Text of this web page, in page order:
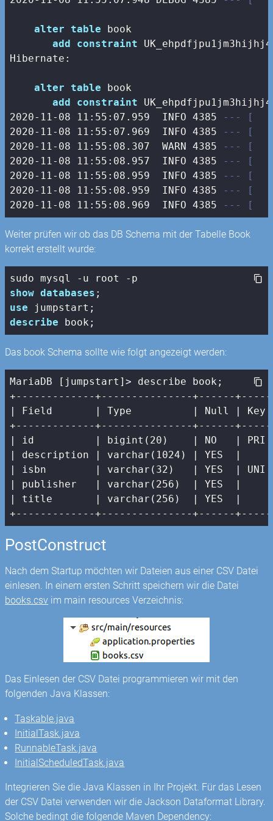
alter table book
add
constraint
Hibernate:
alter table book
add
constraint
2020-11 -08 11 : 55 : 07.959
  INFO
4385
--- [
2020-11 -08 11 : 55 : 07.969
  INFO
4385
--- [
2020-11 -08 11 : 55 : 08.307
  WARN
4385
--- [
2020-11 -08 11 : 55 : 08.957
  INFO
4385
--- [
2020-11 -08 11 : 55 : 08.959
  INFO
4385
--- [
2020-11 -08 11 : 55 : 08.959
  INFO
4385
--- [
2020-11 -08 11 : 55 : 08.969
  INFO
4385 --- [
Weiter prüfen wir ob das DB Schema mit der Tabelle Book
korrekt erstellt wurde:
show databases
use
describe book;
Das book Schema sollte wie folgt angezeigt werden:
MariaDB [jumpstart]> describe book;
| Field       | Type | Null | Key
+-------------+---------------+------
|
id | bigint(20)    | NO
| PRI
| description |
varchar( 1024 ) | YES  |
|
isbn | varchar(32)   | YES
| UNI
| publisher   |
varchar( 256 ) | YES  |
|
title | varchar(256)  | YES
|
+-------------+---------------+------
PostConstruct
Nach dem Startup möchten wir Dateien aus einer CSV Datei
einlesen. In einem ersten Schritt speichern wir die Datei
books.csv im main resources Verzeichnis:
Das Einlesen der CSV Datei programmieren wir mit den
folgenden Java Klassen:
Taskable.java
InitialTask.java
RunnableTask.java
InitialScheduledTask.java
Integrieren Sie die Java Klassen in Ihr Projekt. Für das Lesen
der CSV Datei verwenden wir die Jackson Dataformat Library.
Solche bedingt die folgende Maven Dependency: